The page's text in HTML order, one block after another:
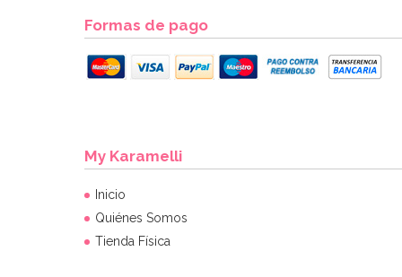
Formas de pago
My Karamelli
Inicio
Quiénes Somos
Tienda Física